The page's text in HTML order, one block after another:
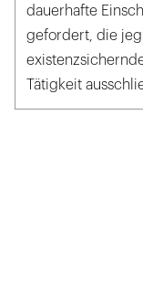
dauerhafte
gefordert, die
Tätigkeit